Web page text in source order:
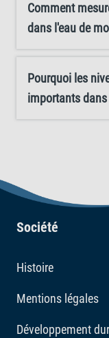
doseur inclus
Comment
dans l'eau de
Pourquoi les
importants
Société
Histoire
Mentions légales
Développement